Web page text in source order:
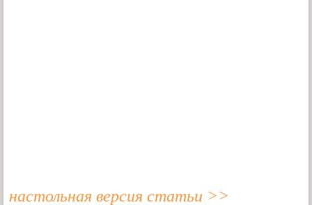
настольная версия статьи >>